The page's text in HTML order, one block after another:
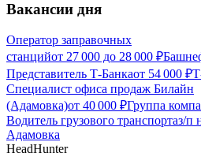
Вакансии дня
Оператор заправочных
станцийот 27 000 до 28 000 ₽
Представитель Т-Банкаот 54 000 ₽
Специалист офиса продаж Билайн
(Адамовка)от 40 000 ₽Группа
Водитель грузового транспортаз/п
Адамовка
HeadHunter